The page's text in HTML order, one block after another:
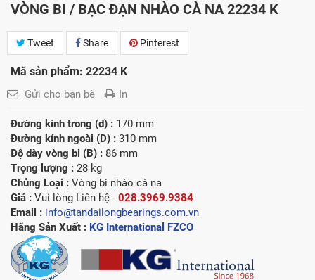
VÒNG BI / BẠC ĐẠN NHÀO CÀ NA 22234 K
Tweet Share Pinterest
Mã sản phẩm: 22234 K
Gửi cho bạn bè In
Đường kính trong (d) : 170 mm
Đường kính ngoài (D) : 310 mm
Độ dày vòng bi (B) : 86 mm
Trọng lượng : 28 kg
Chủng Loại : Vòng bi nhào cà na
Giá : Vui lòng Liên hệ - 028.3969.9384
Email : info@tandailongbearings.com.vn
Hãng Sản Xuất : KG International FZCO